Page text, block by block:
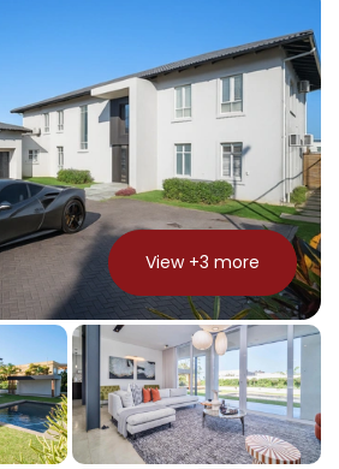
View +3 more